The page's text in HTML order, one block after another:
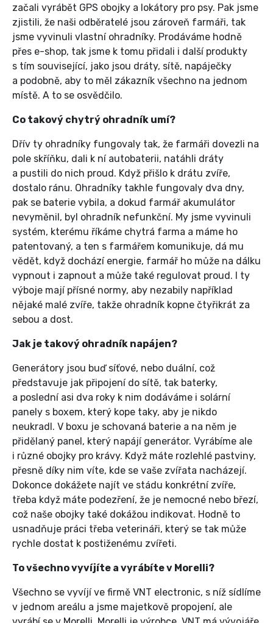
začali vyrábět GPS obojky a lokátory pro psy. Pak jsme
zjistili, že naši odběratelé jsou zároveň farmáři, tak
jsme vyvinuli vlastní ohradníky. Prodáváme hodně
přes e-shop, tak jsme k tomu přidali i další produkty
s tím související, jako jsou dráty, sítě, napáječky
a podobně, aby to měl zákazník všechno na jednom
místě. A to se osvědčilo.
Co takový chytrý ohradník umí?
Dřív ty ohradníky fungovaly tak, že farmáři dovezli na
pole skříňku, dali k ní autobaterii, natáhli dráty
a pustili do nich proud. Když přišlo k drátu zvíře,
dostalo ránu. Ohradníky takhle fungovaly dva dny,
pak se baterie vybila, a dokud farmář akumulátor
nevyměnil, byl ohradník nefunkční. My jsme vyvinuli
systém, kterému říkáme chytrá farma a máme ho
patentovaný, a ten s farmářem komunikuje, dá mu
vědět, když dochází energie, farmář ho může na dálku
vypnout i zapnout a může také regulovat proud. I ty
výboje mají přísné normy, aby nezabily například
nějaké malé zvíře, takže ohradník kopne čtyřikrát za
sebou a dost.
Jak je takový ohradník napájen?
Generátory jsou buď síťové, nebo duální, což
představuje jak připojení do sítě, tak baterky,
a poslední asi dva roky k nim dodáváme i solární
panely s boxem, který kope taky, aby je nikdo
neukradl. V boxu je schovaná baterie a na něm je
přidělaný panel, který napájí generátor. Vyrábíme ale
i různé obojky pro krávy. Když máte rozlehlé pastviny,
přesně díky nim víte, kde se vaše zvířata nacházejí.
Dokonce dokážete najít ve stádu konkrétní zvíře,
třeba když máte podezření, že je nemocné nebo březí,
což naše obojky také dokážou indikovat. Hodně to
usnadňuje práci třeba veterináři, který se tak může
rychle dostat k postiženému zvířeti.
To všechno vyvíjíte a vyrábíte v Morelli?
Všechno se vyvíjí ve firmě VNT electronic, s níž sídlíme
v jednom areálu a jsme majetkově propojení, ale